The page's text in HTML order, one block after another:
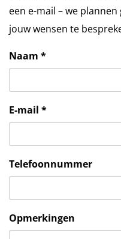
een e-mail – we
jouw wensen te
Naam *
E-mail *
Telefoonnummer
Opmerkingen